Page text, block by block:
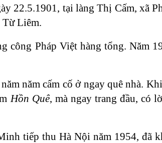
22.5.1901, tại làng Thị Cấm, xã
Từ Liêm.
công Pháp Việt hàng tổng. Năm
năm cấm cố ở ngay quê nhà.
Hồn Quê, mà ngay trang đầu, có
tiếp thu Hà Nội năm 1954, đã